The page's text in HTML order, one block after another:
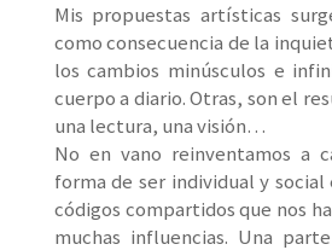
Mis propuestas artísticas
como consecuencia de la
los cambios minúsculos e
cuerpo a diario. Otras, son el
una lectura, una visión…
No en vano reinventamos a
forma de ser individual y
códigos compartidos que nos
muchas influencias. Una